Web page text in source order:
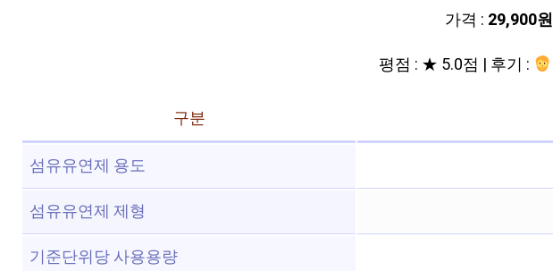
가격 : 29,900원
평점 : ★ 5.0점 | 후기 :
구분
섬유유연제 용도
섬유유연제 제형
기준단위당 사용용량